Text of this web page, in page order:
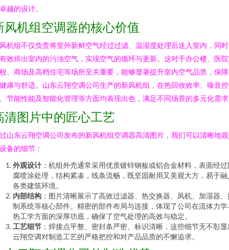
越的设计。
风机组空调器的核心价值
机组不仅负责将室外新鲜空气经过过滤、温湿度处理后送入室内，同
效排出室内的污浊空气，实现空气的循环与更新。这对于办公楼、医
、商场及高档住宅等场所至关重要，能够显著提升室内空气品质，保
康与舒适。山东云翔空调公司生产的新风机组，在热回收效率、噪音控
节能性能及智能化管理等方面均表现出色，满足不同场景的多元化需
清图片中的匠心工艺
山东云翔空调公司发布的新风机组空调器高清图片，我们可以清晰地
备的细节：
外观设计 ：机组外壳通常采用优质镀锌钢板或铝合金材料，表面经过
腐喷涂处理，结构紧凑，线条流畅，既坚固耐用又美观大方，易于融
各类建筑环境。
内部结构 ：图片清晰展示了高效过滤器、热交换器、风机、加湿器、
制系统等核心部件。精密的部件布局与连接，体现了公司在流体力学
热工学方面的深厚功底，确保了空气处理的高效与稳定。
工艺细节 ：焊接点平整、密封条严密、标识清晰，这些细节无不彰显
云翔空调对制造工艺的严格把控和对产品品质的不懈追求。